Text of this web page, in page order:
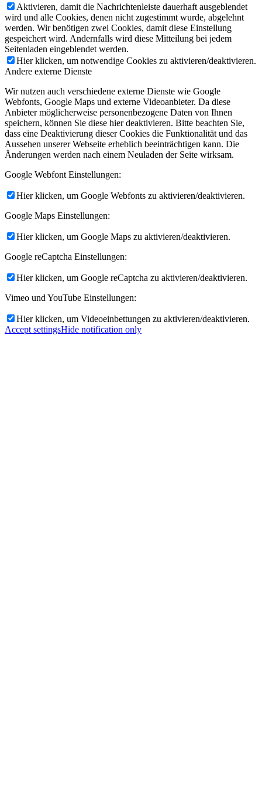
Aktivieren, damit die Nachrichtenleiste dauerhaft ausgeblendet
wird und alle Cookies, denen nicht zugestimmt wurde, abgelehnt
werden. Wir benötigen zwei Cookies, damit diese Einstellung
gespeichert wird. Andernfalls wird diese Mitteilung bei jedem
Seitenladen eingeblendet werden.
Hier klicken, um notwendige Cookies zu aktivieren/deaktivieren.
Andere externe Dienste
Wir nutzen auch verschiedene externe Dienste wie Google
Webfonts, Google Maps und externe Videoanbieter. Da diese
Anbieter möglicherweise personenbezogene Daten von Ihnen
speichern, können Sie diese hier deaktivieren. Bitte beachten Sie,
dass eine Deaktivierung dieser Cookies die Funktionalität und das
Aussehen unserer Webseite erheblich beeinträchtigen kann. Die
Änderungen werden nach einem Neuladen der Seite wirksam.
Google Webfont Einstellungen:
Hier klicken, um Google Webfonts zu aktivieren/deaktivieren.
Google Maps Einstellungen:
Hier klicken, um Google Maps zu aktivieren/deaktivieren.
Google reCaptcha Einstellungen:
Hier klicken, um Google reCaptcha zu aktivieren/deaktivieren.
Vimeo und YouTube Einstellungen:
Hier klicken, um Videoeinbettungen zu aktivieren/deaktivieren.
Accept settingsHide notification only